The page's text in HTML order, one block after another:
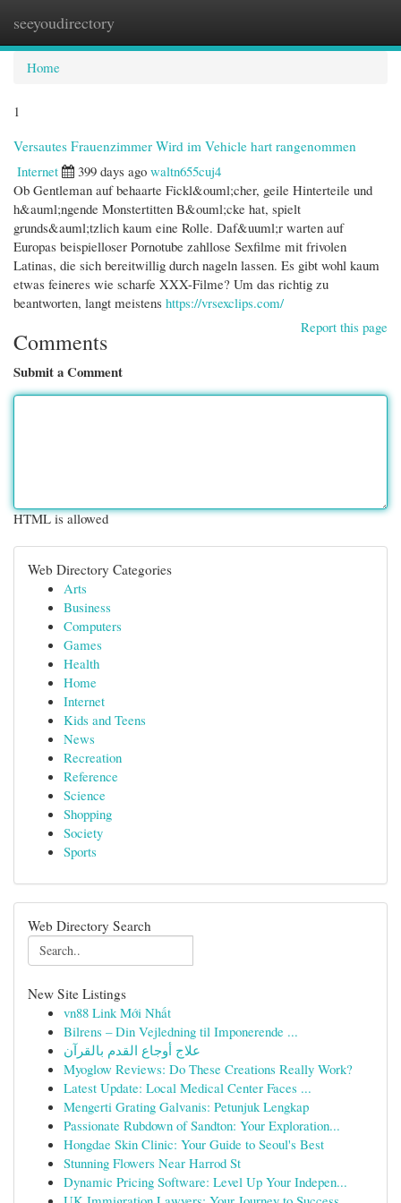
seeyoudirectory
Home
1
Versautes Frauenzimmer Wird im Vehicle hart rangenommen
Internet
399 days ago waltn655cuj4
Ob Gentleman auf behaarte Fickl&ouml;cher, geile Hinterteile und
h&auml;ngende Monstertitten B&ouml;cke hat, spielt
grunds&auml;tzlich kaum eine Rolle. Daf&uuml;r warten auf
Europas beispielloser Pornotube zahllose Sexfilme mit frivolen
Latinas, die sich bereitwillig durch nageln lassen. Es gibt wohl kaum
etwas feineres wie scharfe XXX-Filme? Um das richtig zu
beantworten, langt meistens https://vrsexclips.com/
Report this page
Comments
Submit a Comment
HTML is allowed
Web Directory Categories
Arts
Business
Computers
Games
Health
Home
Internet
Kids and Teens
News
Recreation
Reference
Science
Shopping
Society
Sports
Web Directory Search
New Site Listings
vn88 Link Mới Nhất
Bilrens – Din Vejledning til Imponerende ...
علاج أوجاع القدم بالقرآن
Myoglow Reviews: Do These Creations Really Work?
Latest Update: Local Medical Center Faces ...
Mengerti Grating Galvanis: Petunjuk Lengkap
Passionate Rubdown of Sandton: Your Exploration...
Hongdae Skin Clinic: Your Guide to Seoul's Best
Stunning Flowers Near Harrod St
Dynamic Pricing Software: Level Up Your Indepen...